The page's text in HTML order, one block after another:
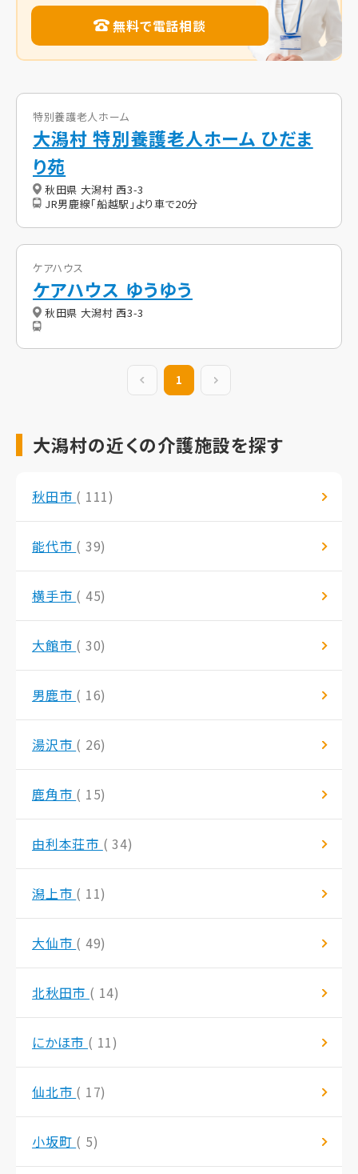
無料で電話相談
特別養護老人ホーム
大潟村 特別養護老人ホーム ひだま
り苑
秋田県 大潟村 西3-3
JR男鹿線「船越駅」より車で20分
ケアハウス
ケアハウス ゆうゆう
秋田県 大潟村 西3-3
前の20件
1
大潟村の近くの介護施設を探す
秋田市 ( 111)
能代市 ( 39)
横手市 ( 45)
大館市 ( 30)
男鹿市 ( 16)
湯沢市 ( 26)
鹿角市 ( 15)
由利本荘市 ( 34)
潟上市 ( 11)
大仙市 ( 49)
北秋田市 ( 14)
にかほ市 ( 11)
仙北市 ( 17)
小坂町 ( 5)